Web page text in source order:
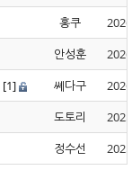
홍쿠
안성훈
[1] 쎼다구
도토리
정수선